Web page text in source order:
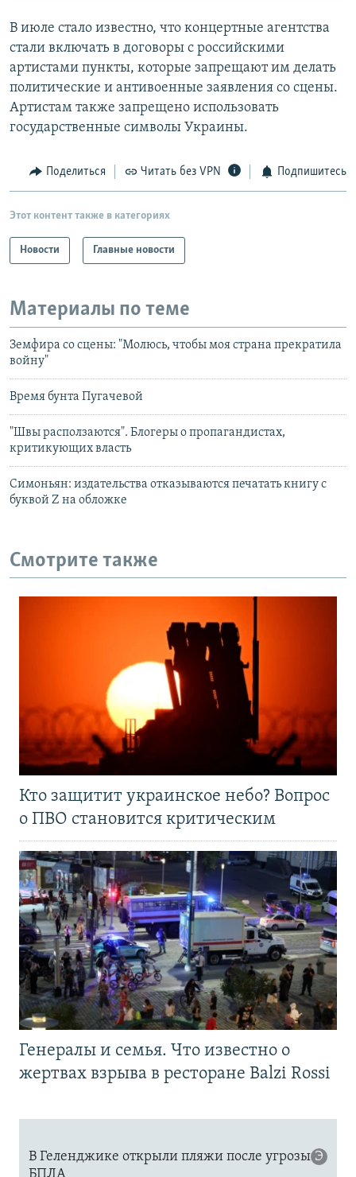
В июле стало известно, что концертные агентства
стали включать в договоры с российскими
артистами пункты, которые запрещают им делать
политические и антивоенные заявления со сцены.
Артистам также запрещено использовать
государственные символы Украины.
Поделиться Читать без VPN Подпишитесь
Этот контент также в категориях
Новости Главные новости
Материалы по теме
Земфира со сцены: "Молюсь, чтобы моя страна прекратила
войну"
Время бунта Пугачевой
"Швы расползаются". Блогеры о пропагандистах,
критикующих власть
Симоньян: издательства отказываются печатать книгу с
буквой Z на обложке
Смотрите также
Кто защитит украинское небо? Вопрос
о ПВО становится критическим
Генералы и семья. Что известно о
жертвах взрыва в ресторане Balzi Rossi